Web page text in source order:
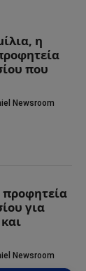
η
που
Newsroom
προφητεία
για
Newsroom